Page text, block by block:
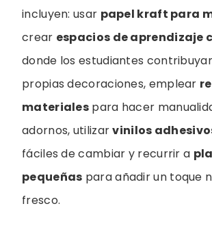
incluyen: usar papel kraft para
crear espacios de aprendizaje
donde los estudiantes
propias decoraciones, emplear
materiales para hacer
adornos, utilizarvinilos
fáciles de cambiar y recurrir a
pequeñas para añadir un toque
fresco.